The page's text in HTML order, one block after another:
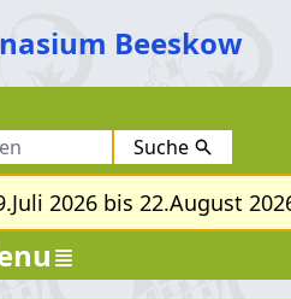
Beeskow
Suche
2026 bis 22.August